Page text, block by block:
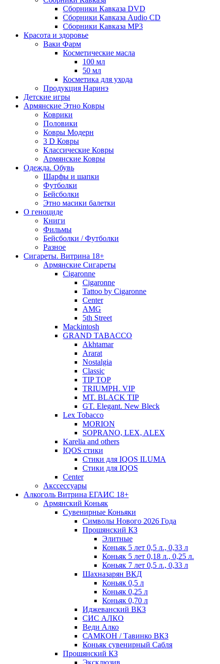
Сборники Кавказа DVD
Сборники Кавказа Audio CD
Сборники Кавказа MP3
Красота и здоровье
Ваки Фарм
Косметические масла
100 мл
50 мл
Косметика для ухода
Продукция Наринэ
Детские игры
Армянские Этно Ковры
Коврики
Половики
Ковры Модерн
3 D Ковры
Классические Ковры
Армянские Ковры
Одежда. Обувь
Шарфы и шапки
Футболки
Бейсболки
Этно масики балетки
О геноциде
Книги
Фильмы
Бейсболки / Футболки
Разное
Сигареты. Витрина 18+
Армянские Сигареты
Cigaronne
Cigaronne
Tattoo by Cigaronne
Center
AMG
5th Street
Mackintosh
GRAND TABACCO
Akhtamar
Ararat
Nostalgia
Classic
TIP TOP
TRIUMPH. VIP
MT. BLACK TIP
GT. Elegant. New Bleck
Lex Tobacco
MORION
SOPRANO, LEX, ALEX
Karelia and others
IQOS стики
Стики для IQOS ILUMA
Стики для IQOS
Сenter
Акссессуары
Алкоголь Витрина ЕГАИС 18+
Армянский Коньяк
Сувенирные Коньяки
Символы Нового 2026 Года
Прошянский КЗ
Элитные
Коньяк 5 лет 0,5 л., 0,33 л
Коньяк 5 лет 0,18 л., 0,25 л.
Коньяк 7 лет 0,5 л., 0,33 л
Шахназарян ВКД
Коньяк 0,5 л
Коньяк 0,25 л
Коньяк 0,70 л
Иджеванский ВКЗ
СИС АЛКО
Веди Алко
САМКОН / Тавинко ВКЗ
Коньяк сувенирный Сабля
Прошянский КЗ
Эксклюзив